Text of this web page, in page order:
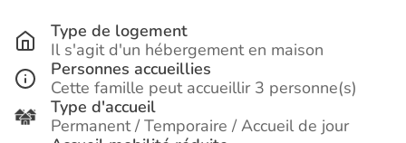
Type de logement
Il s'agit d'un hébergement en maison
Personnes accueillies
Cette famille peut accueillir 3 personne(s)
Type d'accueil
Permanent / Temporaire / Accueil de jour